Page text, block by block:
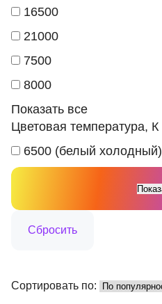
16500
21000
7500
8000
Показать все
Цветовая температура, К
6500 (белый холодный)
Сортировать по: